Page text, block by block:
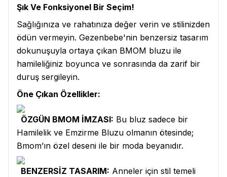
Şık Ve Fonksiyonel Bir Seçim!
Sağlığınıza ve rahatınıza değer verin ve stilinizden
ödün vermeyin. Gezenbebe'nin benzersiz tasarım
dokunuşuyla ortaya çıkan BMOM bluzu ile
hamileliğiniz boyunca ve sonrasında da zarif bir
duruş sergileyin.
Öne Çıkan Özellikler:
ÖZGÜN BMOM İMZASI: Bu bluz sadece bir
Hamilelik ve Emzirme Bluzu olmanın ötesinde;
Bmom’ın özel deseni ile bir moda beyanıdır.
BENZERSİZ TASARIM: Anneler için stil temeli